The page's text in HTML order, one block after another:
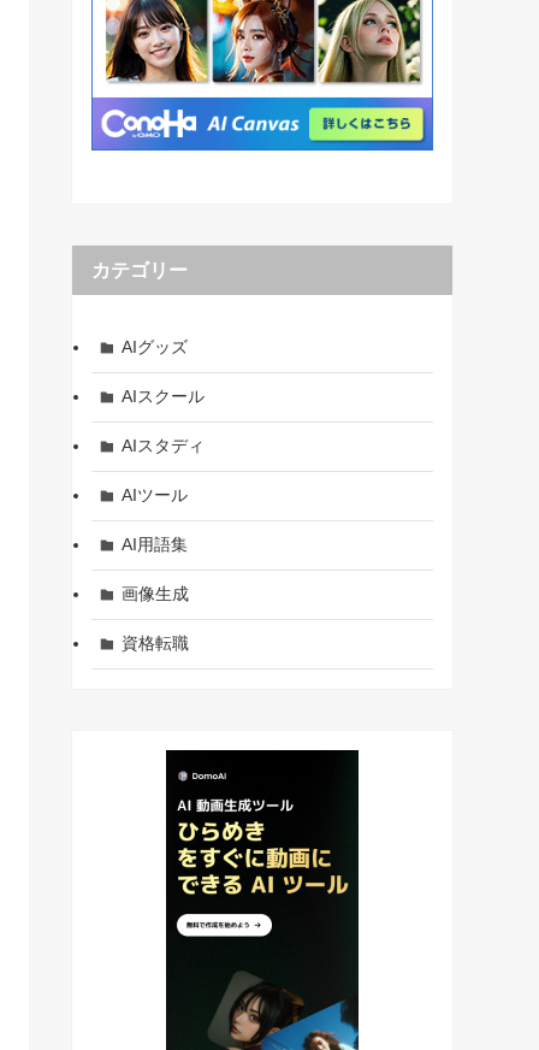
カテゴリー
AIグッズ
AIスクール
AIスタディ
AIツール
AI用語集
画像生成
資格転職